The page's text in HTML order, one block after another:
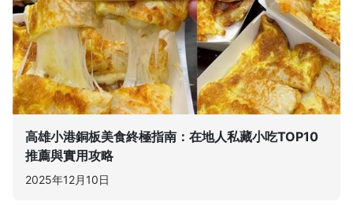
高雄小港銅板美食終極指南：在地人私藏小吃TOP10
推薦與實用攻略
2025年12月10日